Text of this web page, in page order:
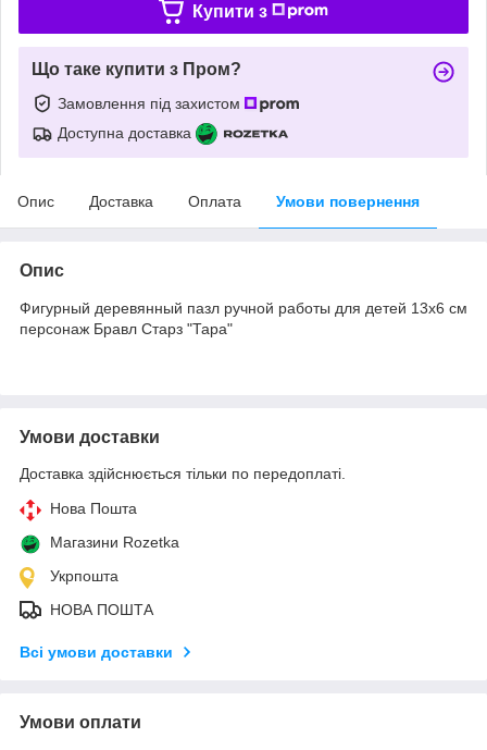
Купити з
Що таке купити з Пром?
Замовлення під захистом
Доступна доставка
Опис Доставка Оплата Умови повернення
Опис
Фигурный деревянный пазл ручной работы для детей 13х6 см
персонаж Бравл Старз "Тара"
Умови доставки
Доставка здійснюється тільки по передоплаті.
Нова Пошта
Магазини Rozetka
Укрпошта
НОВА ПОШТА
Всі умови доставки
Умови оплати